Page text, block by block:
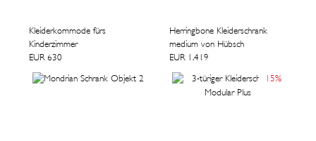
Kleiderkommode fürs
Kinderzimmer
EUR 630
Herringbone Kleiderschrank
medium von Hübsch
EUR 1.419
15%